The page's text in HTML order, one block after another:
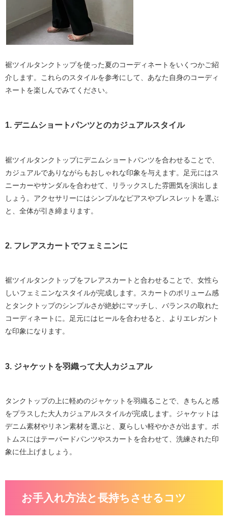
裾ツイルタンクトップを使った夏のコーディネートをいくつかご紹
介します。これらのスタイルを参考にして、あなた自身のコーディ
ネートを楽しんでみてください。
1. デニムショートパンツとのカジュアルスタイル
裾ツイルタンクトップにデニムショートパンツを合わせることで、
カジュアルでありながらもおしゃれな印象を与えます。足元にはス
ニーカーやサンダルを合わせて、リラックスした雰囲気を演出しま
しょう。アクセサリーにはシンプルなピアスやブレスレットを選ぶ
と、全体が引き締まります。
2. フレアスカートでフェミニンに
裾ツイルタンクトップをフレアスカートと合わせることで、女性ら
しいフェミニンなスタイルが完成します。スカートのボリューム感
とタンクトップのシンプルさが絶妙にマッチし、バランスの取れた
コーディネートに。足元にはヒールを合わせると、よりエレガント
な印象になります。
3. ジャケットを羽織って大人カジュアル
タンクトップの上に軽めのジャケットを羽織ることで、きちんと感
をプラスした大人カジュアルスタイルが完成します。ジャケットは
デニム素材やリネン素材を選ぶと、夏らしい軽やかさが出ます。ボ
トムスにはテーパードパンツやスカートを合わせて、洗練された印
象に仕上げましょう。
お手入れ方法と長持ちさせるコツ